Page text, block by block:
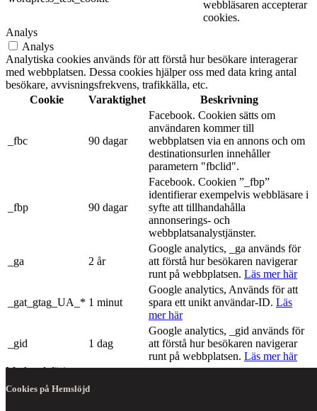
Cookies på Hemslöjd
webbläsaren accepterar
cookies.
Analys
Analys
Analytiska cookies används för att förstå hur besökare interagerar
med webbplatsen. Dessa cookies hjälper oss med data kring antal
besökare, avvisningsfrekvens, trafikkälla, etc.
Cookie
Varaktighet Beskrivning
_fbc 90 dagar
Facebook. Cookien sätts om
användaren kommer till
webbplatsen via en annons och om
destinationsurlen innehåller
parametern "fbclid".
_fbp 90 dagar
Facebook. Cookien ”_fbp”
identifierar exempelvis webbläsare i
syfte att tillhandahålla
annonserings- och
webbplatsanalystjänster.
_ga 2 år
Google analytics, _ga används för
att förstå hur besökaren navigerar
runt på webbplatsen. Läs mer här
_gat_gtag_UA_* 1 minut
Google analytics, Används för att
spara ett unikt användar-ID. Läs
mer här
_gid 1 dag
Google analytics, _gid används för
att förstå hur besökaren navigerar
runt på webbplatsen. Läs mer här
Marknadsföring
Marknadsföring
Annonscookies används för att ge besökare relevanta annonser och